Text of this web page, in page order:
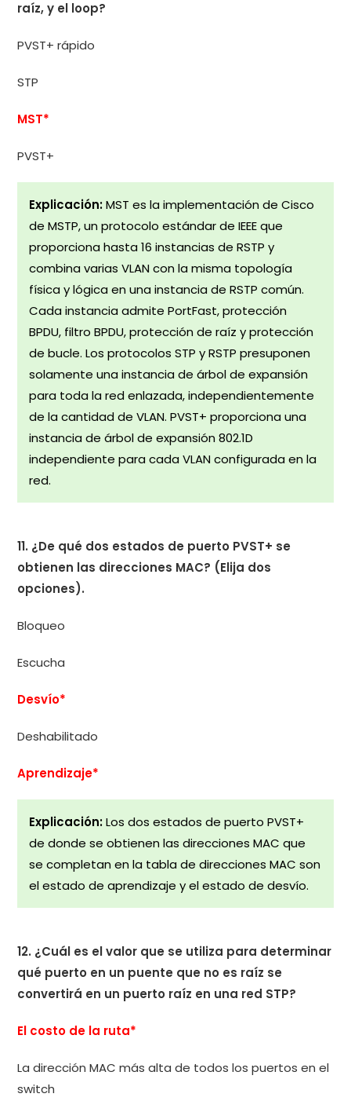
raíz, y el loop?
PVST+ rápido
STP
MST*
PVST+
Explicación:MST es la implementación de Cisco
de MSTP, un protocolo estándar de IEEE que
proporciona hasta 16 instancias de RSTP y
combina varias VLAN con la misma topología
física y lógica en una instancia de RSTP común.
Cada instancia admite PortFast, protección
BPDU, filtro BPDU, protección de raíz y protección
de bucle. Los protocolos STP y RSTP presuponen
solamente una instancia de árbol de expansión
para toda la red enlazada, independientemente
de la cantidad de VLAN. PVST+ proporciona una
instancia de árbol de expansión 802.1D
independiente para cada VLAN configurada en la
red.
11. ¿De qué dos estados de puerto PVST+ se
obtienen las direcciones MAC? (Elija dos
opciones).
Bloqueo
Escucha
Desvío*
Deshabilitado
Aprendizaje*
Explicación:Los dos estados de puerto PVST+
de donde se obtienen las direcciones MAC que
se completan en la tabla de direcciones MAC son
el estado de aprendizaje y el estado de desvío.
12. ¿Cuál es el valor que se utiliza para determinar
qué puerto en un puente que no es raíz se
convertirá en un puerto raíz en una red STP?
El costo de la ruta*
La dirección MAC más alta de todos los puertos en el
switch